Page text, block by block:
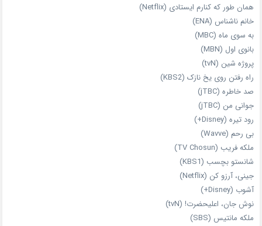
همان‌ طور که کنارم ایستادی (Netflix)
خانم ناشناس (ENA)
به سوی ماه (MBC)
بانوی اول (MBN)
پروژه شین (tvN)
راه رفتن روی یخ نازک (KBS2)
صد خاطره (jTBC)
جوانی من (jTBC)
رود تیره (Disney+)
بی‌ رحم (Wavve)
ملکه فریب (TV Chosun)
شانستو بچسب (KBS1)
جینی، آرزو کن (Netflix)
آشوب (Disney+)
نوش جان، اعلیحضرت! (tvN)
ملکه‌ مانتیس (SBS)